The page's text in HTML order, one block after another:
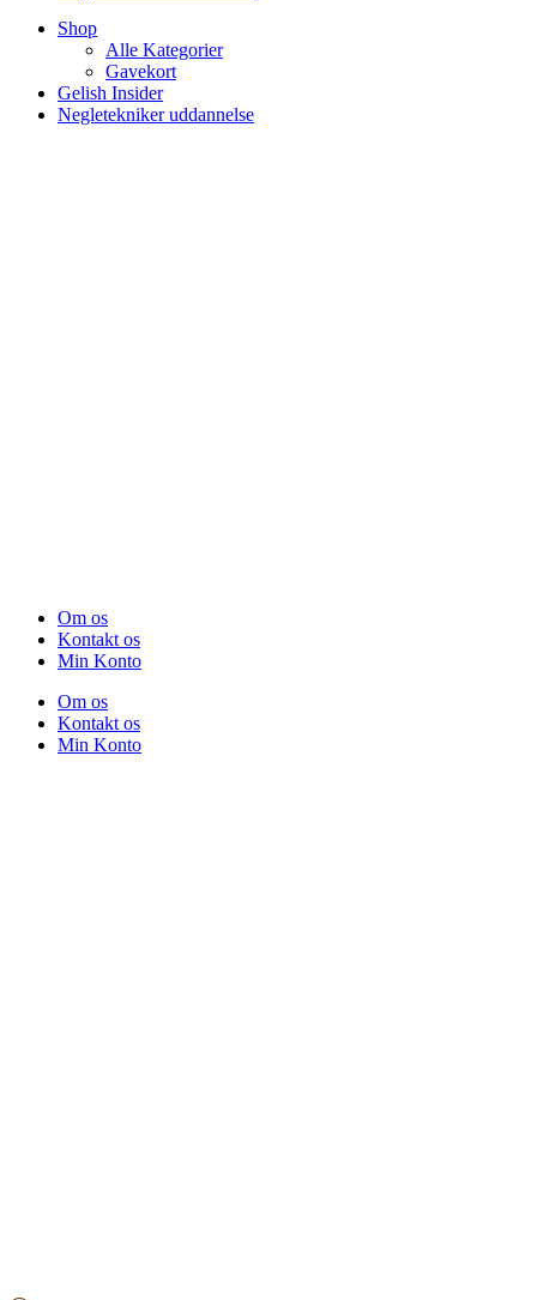
Shop
Alle Kategorier
Gavekort
Gelish Insider
Negletekniker uddannelse
Om os
Kontakt os
Min Konto
Om os
Kontakt os
Min Konto